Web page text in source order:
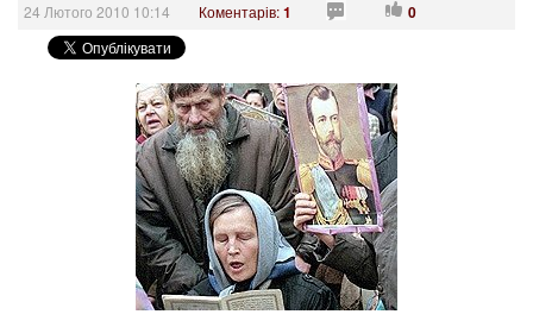
24 Лютого 2010 10:14 Коментарів:1 0